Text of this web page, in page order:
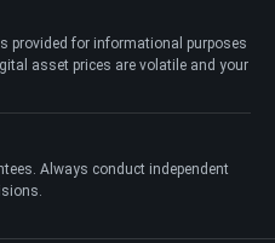
provided for informational purposes
asset prices are volatile and your
Always conduct independent